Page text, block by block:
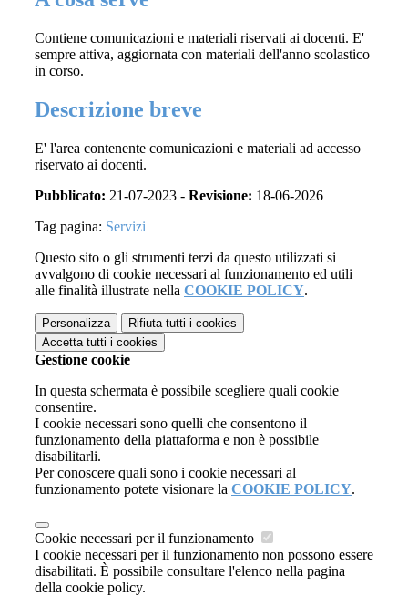
Contiene comunicazioni e materiali riservati ai docenti. E'
sempre attiva, aggiornata con materiali dell'anno scolastico
in corso.
Descrizione breve
E' l'area contenente comunicazioni e materiali ad accesso
riservato ai docenti.
Pubblicato: 21-07-2023 - Revisione: 18-06-2026
Tag pagina: Servizi
Questo sito o gli strumenti terzi da questo utilizzati si
avvalgono di cookie necessari al funzionamento ed utili
alle finalità illustrate nella COOKIE POLICY.
Personalizza Rifiuta tutti i cookies
Accetta tutti i cookies
Gestione cookie
In questa schermata è possibile scegliere quali cookie
consentire.
I cookie necessari sono quelli che consentono il
funzionamento della piattaforma e non è possibile
disabilitarli.
Per conoscere quali sono i cookie necessari al
funzionamento potete visionare la COOKIE POLICY.
Cookie necessari per il funzionamento
I cookie necessari per il funzionamento non possono essere
disabilitati. È possibile consultare l'elenco nella pagina
della cookie policy.